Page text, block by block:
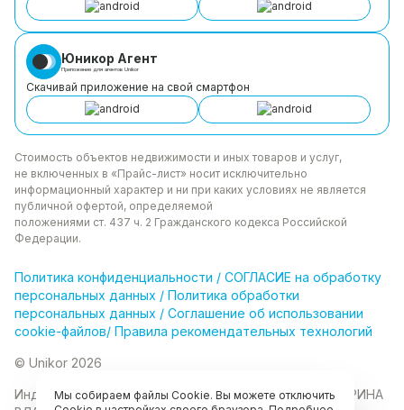
Юникор Агент
Приложение для агентов Unikor
Скачивай приложение на свой смартфон
Стоимость объектов недвижимости и иных товаров и услуг,
не включенных в «Прайс-лист» носит исключительно
информационный характер и ни при каких условиях не является
публичной офертой, определяемой
положениями ст. 437 ч. 2 Гражданского кодекса Российской
Федерации.
Политика конфиденциальности / СОГЛАСИЕ на обработку
персональных данных / Политика обработки
персональных данных / Соглашение об использовании
cookie-файлов/ Правила рекомендательных технологий
© Unikor 2026
Индивидуальный предприниматель КОЛОМАСОВА ИРИНА
Мы собираем файлы Cookie. Вы можете отключить